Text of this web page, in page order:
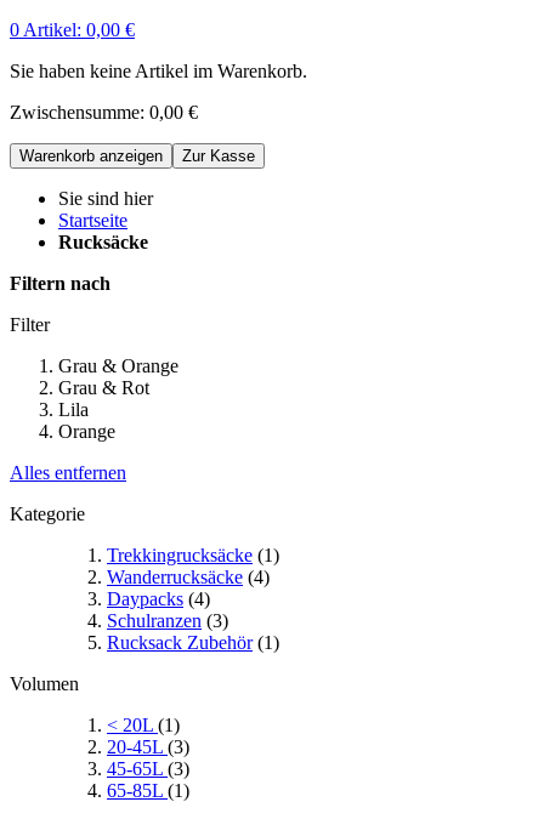
0 Artikel: 0,00 €
Sie haben keine Artikel im Warenkorb.
Zwischensumme: 0,00 €
Warenkorb anzeigen Zur Kasse
Sie sind hier
Startseite
Rucksäcke
Filtern nach
Filter
Grau & Orange
Grau & Rot
Lila
Orange
Alles entfernen
Kategorie
Trekkingrucksäcke (1)
Wanderrucksäcke (4)
Daypacks (4)
Schulranzen (3)
Rucksack Zubehör(1)
Volumen
< 20L (1)
20-45L (3)
45-65L (3)
65-85L (1)